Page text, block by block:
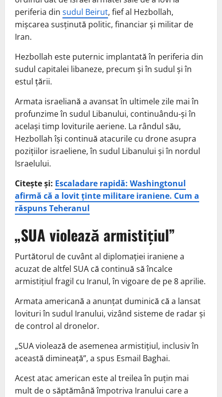
periferia din sudul Beirut, fief al Hezbollah,
mişcarea susţinută politic, financiar şi militar de
Iran.
Hezbollah este puternic implantată în periferia din
sudul capitalei libaneze, precum şi în sudul şi în
estul ţării.
Armata israeliană a avansat în ultimele zile mai în
profunzime în sudul Libanului, continuându-şi în
acelaşi timp loviturile aeriene. La rândul său,
Hezbollah îşi continuă atacurile cu drone asupra
poziţiilor israeliene, în sudul Libanului şi în nordul
Israelului.
Citește și: Escaladare rapidă: Washingtonul
afirmă că a lovit ținte militare iraniene. Cum a
răspuns Teheranul
„SUA violează armistiţiul”
Purtătorul de cuvânt al diplomaţiei iraniene a
acuzat de altfel SUA că continuă să încalce
armistiţiul fragil cu Iranul, în vigoare de pe 8 aprilie.
Armata americană a anunţat duminică că a lansat
lovituri în sudul Iranului, vizând sisteme de radar şi
de control al dronelor.
„SUA violează de asemenea armistiţiul, inclusiv în
această dimineaţă”, a spus Esmail Baghai.
Acest atac american este al treilea în puţin mai
mult de o săptămână împotriva Iranului care a